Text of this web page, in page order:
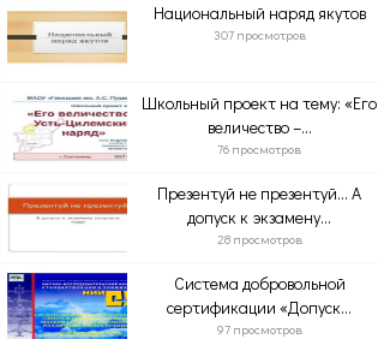
Национальный наряд якутов
307 просмотров
Школьный проект на тему: «Его
величество –...
76 просмотров
Презентуй не презентуй… А
допуск к экзамену...
28 просмотров
Система добровольной
сертификации «Допуск...
97 просмотров